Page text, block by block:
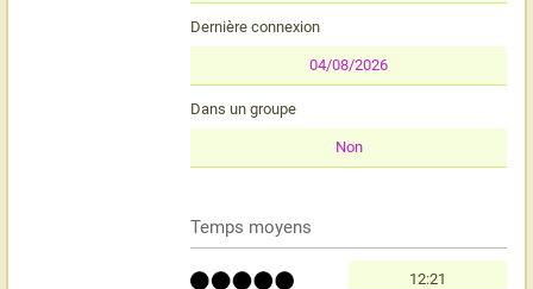
Dernière connexion
04/08/2026
Dans un groupe
Non
Temps moyens
12:21